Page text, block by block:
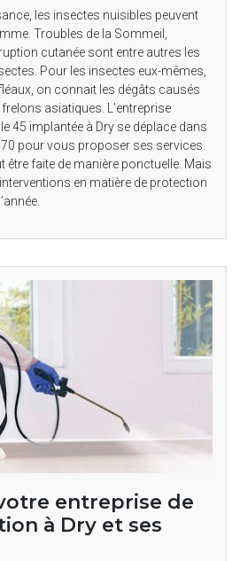
les insectes nuisibles peuvent
Troubles de la Sommeil,
cutanée sont entre autres les
Pour les insectes eux-mêmes,
on connait les dégâts causés
asiatiques. L’entreprise
45 implantée à Dry se déplace dans
pour vous proposer ses services.
être faite de manière ponctuelle. Mais
en matière de protection
entreprise de
à Dry et ses